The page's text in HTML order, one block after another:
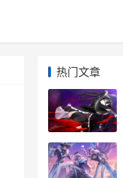
热门文章